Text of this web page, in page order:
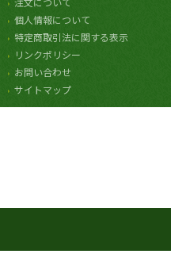
個人情報について
特定商取引法に関する表示
リンクポリシー
お問い合わせ
サイトマップ